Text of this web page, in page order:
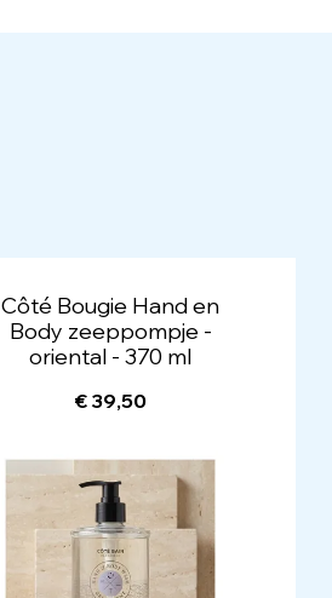
Côté Bougie Hand en
Body zeeppompje -
oriental - 370 ml
€ 39,50